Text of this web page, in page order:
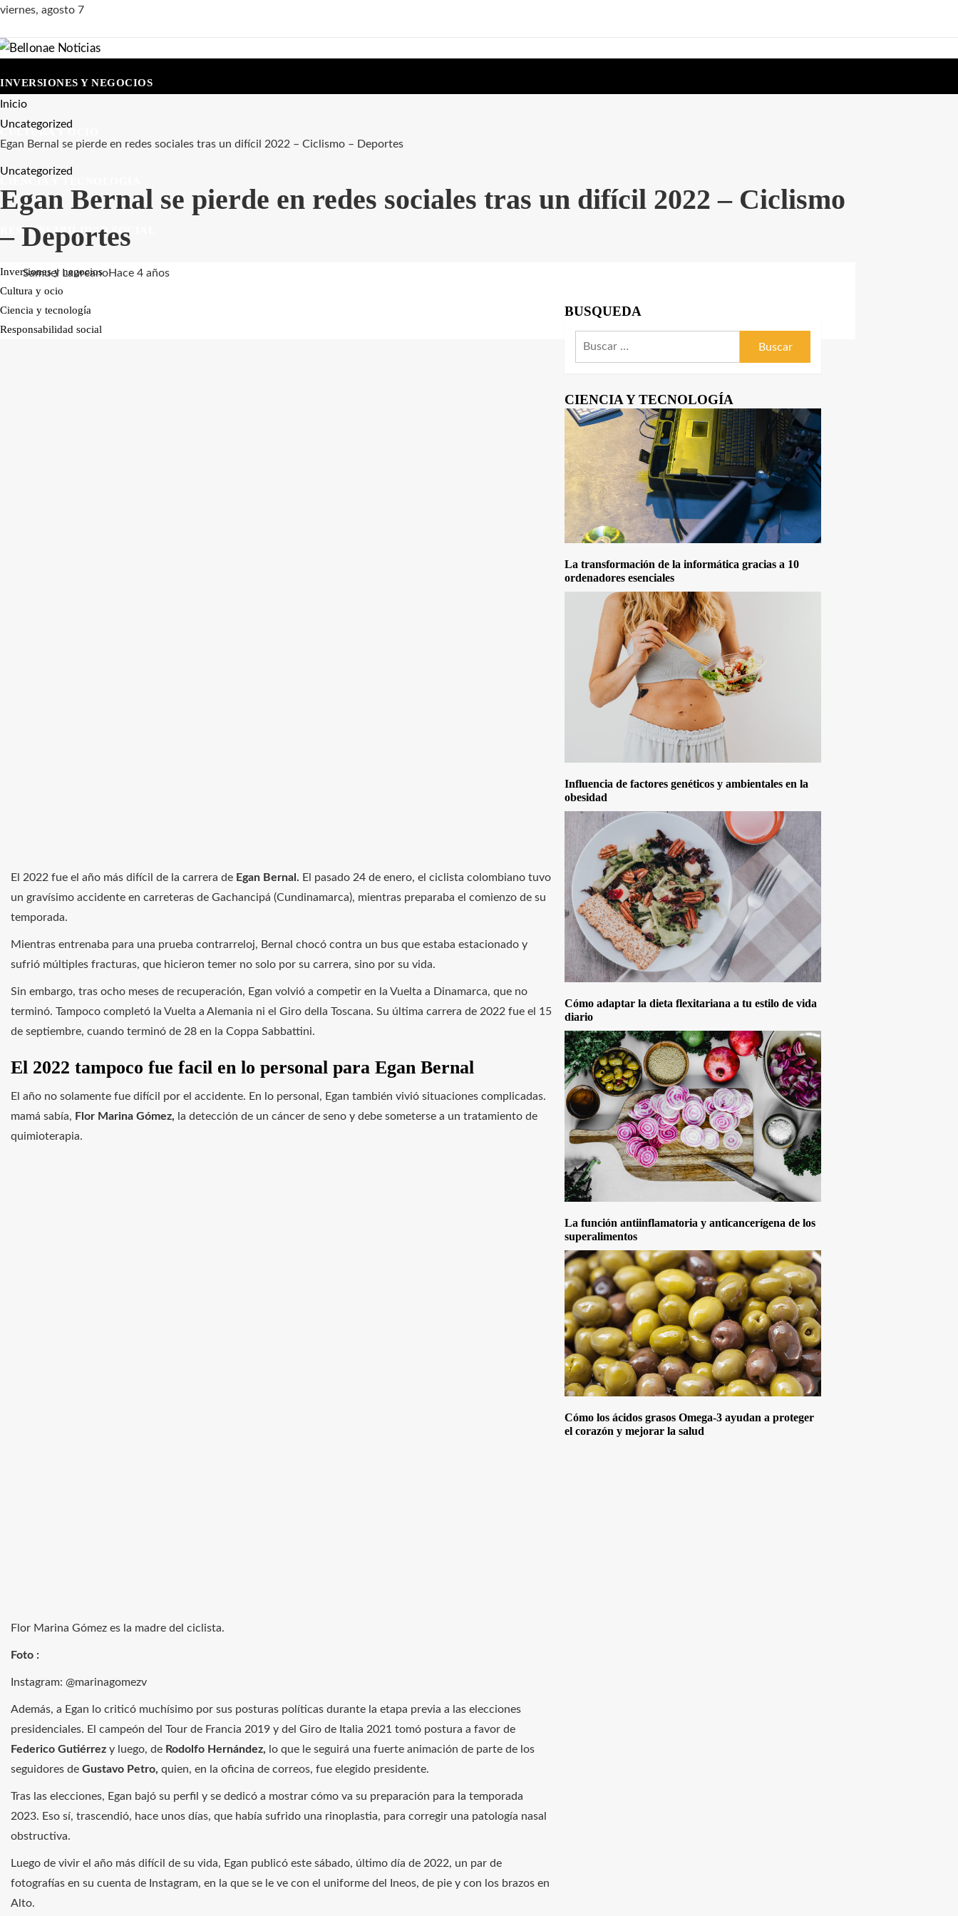
viernes, agosto 7
INVERSIONES Y NEGOCIOS
CULTURA Y OCIO
RESPONSABILIDAD SOCIAL
Inversiones y negocios
Cultura y ocio
Ciencia y tecnología
Responsabilidad social
Inicio
Uncategorized
Egan Bernal se pierde en redes sociales tras un difícil 2022 – Ciclismo – Deportes
Uncategorized
Egan Bernal se pierde en redes sociales tras un difícil 2022 – Ciclismo
– Deportes
Samuel LaureanoHace 4 años
El 2022 fue el año más difícil de la carrera de Egan Bernal. El pasado 24 de enero, el ciclista colombiano tuvo
un gravísimo accidente en carreteras de Gachancipá (Cundinamarca), mientras preparaba el comienzo de su
temporada.
Mientras entrenaba para una prueba contrarreloj, Bernal chocó contra un bus que estaba estacionado y
sufrió múltiples fracturas, que hicieron temer no solo por su carrera, sino por su vida.
Sin embargo, tras ocho meses de recuperación, Egan volvió a competir en la Vuelta a Dinamarca, que no
terminó. Tampoco completó la Vuelta a Alemania ni el Giro della Toscana. Su última carrera de 2022 fue el 15
de septiembre, cuando terminó de 28 en la Coppa Sabbattini.
El 2022 tampoco fue facil en lo personal para Egan Bernal
El año no solamente fue difícil por el accidente. En lo personal, Egan también vivió situaciones complicadas.
mamá sabía, Flor Marina Gómez, la detección de un cáncer de seno y debe someterse a un tratamiento de
quimioterapia.
Flor Marina Gómez es la madre del ciclista.
Foto :
Instagram: @marinagomezv
Además, a Egan lo criticó muchísimo por sus posturas políticas durante la etapa previa a las elecciones
presidenciales. El campeón del Tour de Francia 2019 y del Giro de Italia 2021 tomó postura a favor de
Federico Gutiérrez y luego, de Rodolfo Hernández, lo que le seguirá una fuerte animación de parte de los
seguidores de Gustavo Petro, quien, en la oficina de correos, fue elegido presidente.
Tras las elecciones, Egan bajó su perfil y se dedicó a mostrar cómo va su preparación para la temporada
2023. Eso sí, trascendió, hace unos días, que había sufrido una rinoplastia, para corregir una patología nasal
obstructiva.
Luego de vivir el año más difícil de su vida, Egan publicó este sábado, último día de 2022, un par de
fotografías en su cuenta de Instagram, en la que se le ve con el uniforme del Ineos, de pie y con los brazos en
Alto.
BUSQUEDA
Buscar:
CIENCIA Y TECNOLOGÍA
La transformación de la informática gracias a 10
ordenadores esenciales
Influencia de factores genéticos y ambientales en la
obesidad
Cómo adaptar la dieta flexitariana a tu estilo de vida
diario
La función antiinflamatoria y anticancerígena de los
superalimentos
Cómo los ácidos grasos Omega-3 ayudan a proteger
el corazón y mejorar la salud